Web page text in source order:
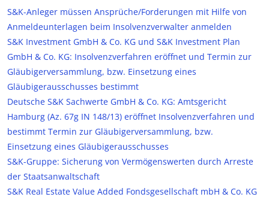
S&K-Anleger müssen Ansprüche/Forderungen mit Hilfe von
Anmeldeunterlagen beim Insolvenzverwalter anmelden
S&K Investment GmbH & Co. KG und S&K Investment Plan
GmbH & Co. KG: Insolvenzverfahren eröffnet und Termin zur
Gläubigerversammlung, bzw. Einsetzung eines
Gläubigerausschusses bestimmt
Deutsche S&K Sachwerte GmbH & Co. KG: Amtsgericht
Hamburg (Az. 67g IN 148/13) eröffnet Insolvenzverfahren und
bestimmt Termin zur Gläubigerversammlung, bzw.
Einsetzung eines Gläubigerausschusses
S&K-Gruppe: Sicherung von Vermögenswerten durch Arreste
der Staatsanwaltschaft
S&K Real Estate Value Added Fondsgesellschaft mbH & Co. KG